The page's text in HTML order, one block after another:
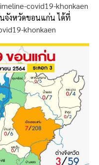
covid19-khonkaen
จังหวัดขอนแก่น ได้ที่
khonkaen